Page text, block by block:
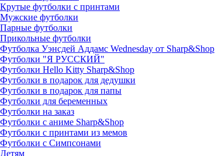
Крутые футболки с принтами
Мужские футболки
Парные футболки
Прикольные футболки
Футболка Уэнсдей Аддамс Wednesday от Sharp&Shop
Футболки "Я РУССКИЙ"
Футболки Hello Kitty Sharp&Shop
Футболки в подарок для дедушки
Футболки в подарок для папы
Футболки для беременных
Футболки на заказ
Футболки с аниме Sharp&Shop
Футболки с принтами из мемов
Футболки с Симпсонами
Детям